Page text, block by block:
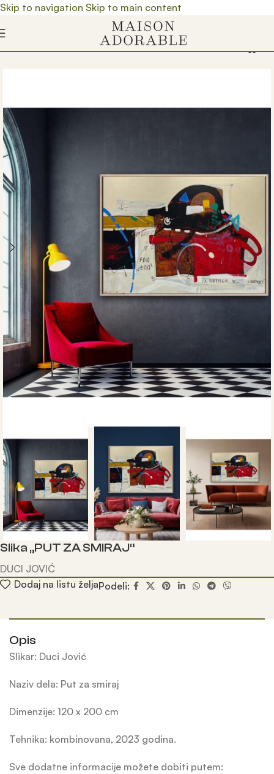
Skip to navigation Skip to main content
Почетна/ Prodavnica/ Umetnička dela/ Umetnici
Slika „PUT ZA SMIRAJ“
DUCI JOVIĆ
Dodaj na listu željaPodeli:
Opis
Slikar: Duci Jović
Naziv dela: Put za smiraj
Dimenzije: 120 x 200 cm
Tehnika: kombinovana, 2023 godina.
Sve dodatne informacije možete dobiti putem: